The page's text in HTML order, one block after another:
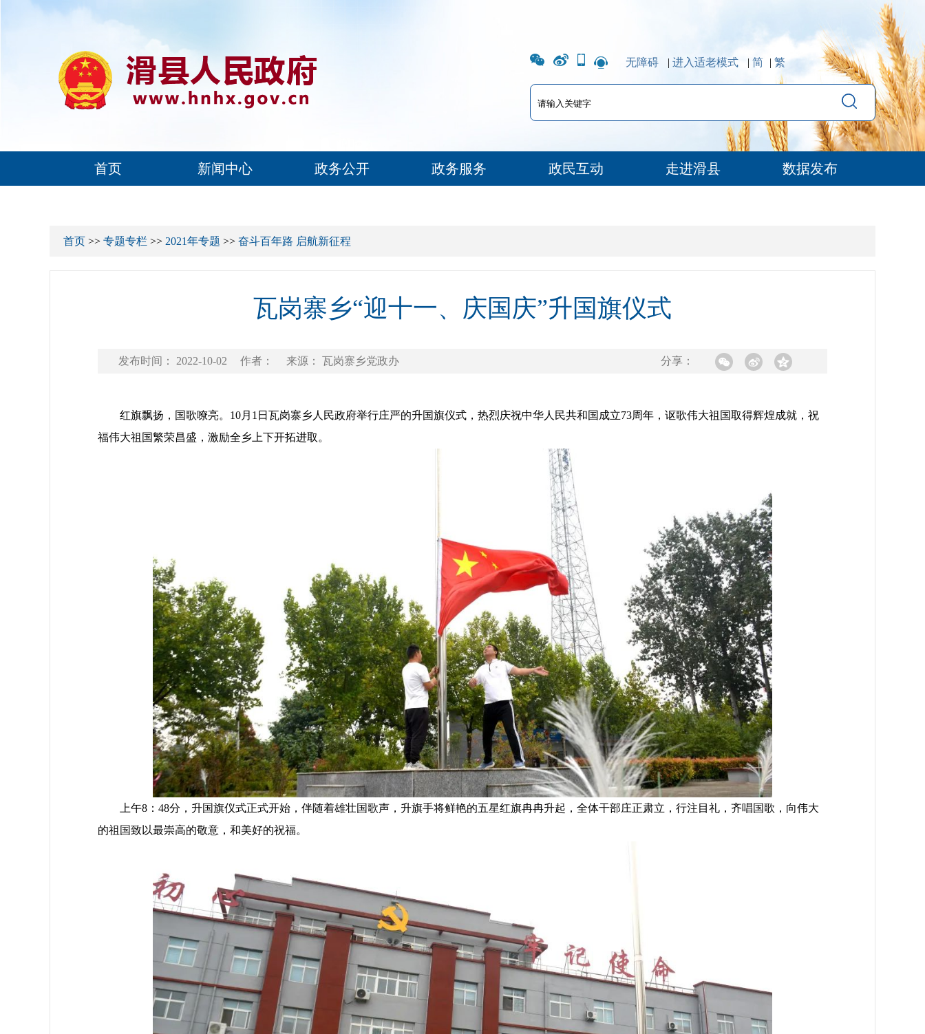
无障碍 | 进入适老模式 | 简 | 繁
首页 新闻中心 政务公开 政务服务 政民互动 走进滑县 数据发布
首页 >> 专题专栏 >> 2021年专题 >> 奋斗百年路 启航新征程
瓦岗寨乡“迎十一、庆国庆”升国旗仪式
发布时间： 2022-10-02 作者： 来源： 瓦岗寨乡党政办 分享：
红旗飘扬，国歌嘹亮。10月1日瓦岗寨乡人民政府举行庄严的升国旗仪式，热烈庆祝中华人民共和国成立73周年，讴歌伟大祖国取得辉煌成就，祝
福伟大祖国繁荣昌盛，激励全乡上下开拓进取。
上午8：48分，升国旗仪式正式开始，伴随着雄壮国歌声，升旗手将鲜艳的五星红旗冉冉升起，全体干部庄正肃立，行注目礼，齐唱国歌，向伟大
的祖国致以最崇高的敬意，和美好的祝福。